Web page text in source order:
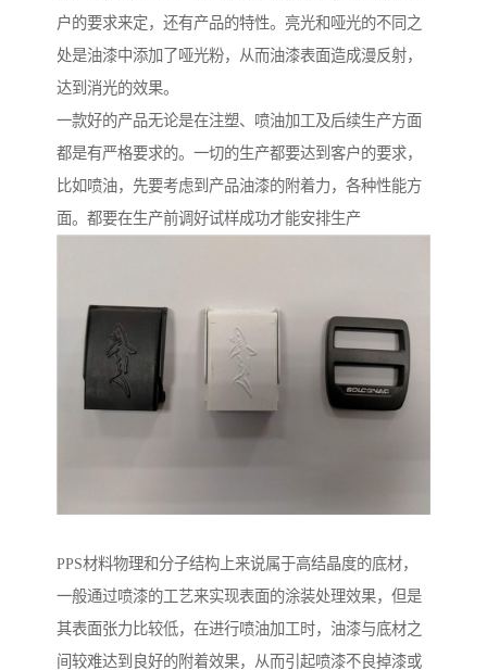
户的要求来定，还有产品的特性。亮光和哑光的不同之
处是油漆中添加了哑光粉，从而油漆表面造成漫反射，
达到消光的效果。
一款好的产品无论是在注塑、喷油加工及后续生产方面
都是有严格要求的。一切的生产都要达到客户的要求，
比如喷油，先要考虑到产品油漆的附着力，各种性能方
面。都要在生产前调好试样成功才能安排生产
PPS材料物理和分子结构上来说属于高结晶度的底材，
一般通过喷漆的工艺来实现表面的涂装处理效果，但是
其表面张力比较低，在进行喷油加工时，油漆与底材之
间较难达到良好的附着效果，从而引起喷漆不良掉漆或